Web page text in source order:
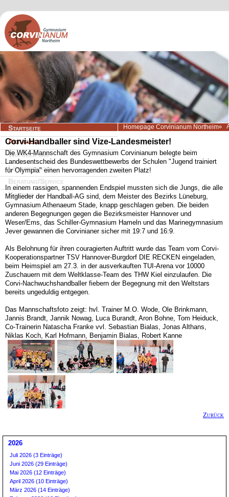
Navigation
überspringen
Startseite
Aktuelles
Wir über uns
Lernangebote
Beratung/Service
Kontakt
Homepage Corvinianum Northeim
Corvi-Handballer sind Vize-Landesmeister!
Die WK4-Mannschaft des Gymnasium Corvinianum belegte beim
Landesentscheid des Bundeswettbewerbs der Schulen "Jugend trainiert
für Olympia" einen hervorragenden zweiten Platz!
In einem rassigen, spannenden Endspiel mussten sich die Jungs, die alle
Mitglieder der Handball-AG sind, dem Meister des Bezirks Lüneburg,
Gymnasium Athenaeum Stade, knapp geschlagen geben. Die beiden
anderen Begegnungen gegen die Bezirksmeister Hannover und
Weser/Ems, das Schiller-Gymnasium Hameln und das Marinegymnasium
Jever gewannen die Corvinianer sicher mit 19:7 und 16:9.
Als Belohnung für ihren couragierten Auftritt wurde das Team vom Corvi-
Kooperationspartner TSV Hannover-Burgdorf DIE RECKEN eingeladen,
beim Heimspiel am 27.3. in der ausverkauften TUI-Arena vor 10000
Zuschauern mit dem Weltklasse-Team des THW Kiel einzulaufen. Die
Corvi-Nachwuchshandballer fiebern der Begegnung mit den Weltstars
bereits ungeduldig entgegen.
Das Mannschaftsfoto zeigt: hvl. Trainer M.O. Wode, Ole Brinkmann,
Jannis Brandt, Jannik Nowag, Luca Burandt, Aron Bohne, Tom Heiduck,
Co-Trainerin Natascha Franke vvl. Sebastian Bialas, Jonas Althans,
Niklas Koch, Karl Hofmann, Benjamin Bialas, Robert Kanne
Zurück
2026
Juli 2026 (3 Einträge)
Juni 2026 (29 Einträge)
Mai 2026 (12 Einträge)
April 2026 (10 Einträge)
März 2026 (14 Einträge)